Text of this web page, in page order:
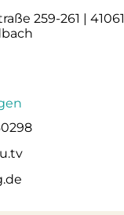
259-261 | 41061